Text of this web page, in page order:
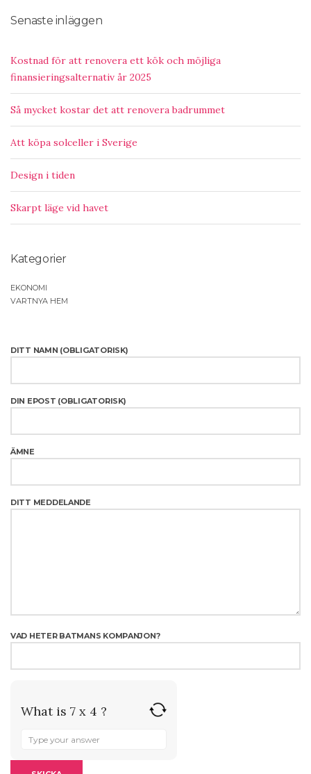
Senaste inläggen
Kostnad för att renovera ett kök och möjliga
finansieringsalternativ år 2025
Så mycket kostar det att renovera badrummet
Att köpa solceller i Sverige
Design i tiden
Skarpt läge vid havet
Kategorier
EKONOMI
VARTNYA HEM
DITT NAMN (OBLIGATORISK)
DIN EPOST (OBLIGATORISK)
ÄMNE
DITT MEDDELANDE
VAD HETER BATMANS KOMPANJON?
What is 7 x 4 ?
FOR